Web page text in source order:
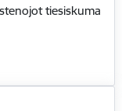
tiesiskuma